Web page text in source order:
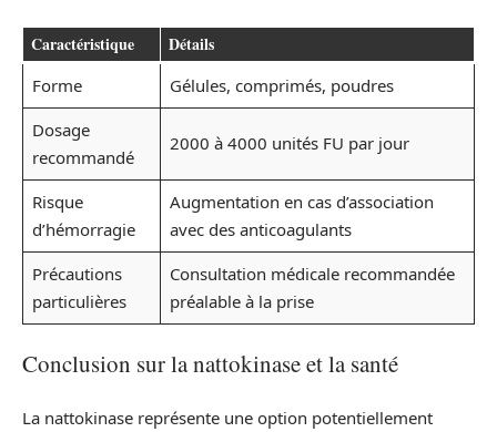
Caractéristique Détails
Forme
Gélules, comprimés, poudres
Dosage
recommandé
2000 à 4000 unités FU par jour
Risque
d’hémorragie
Augmentation en cas d’association
avec des anticoagulants
Précautions
particulières
Consultation médicale recommandée
préalable à la prise
Conclusion sur la nattokinase et la santé
La nattokinase représente une option potentiellement